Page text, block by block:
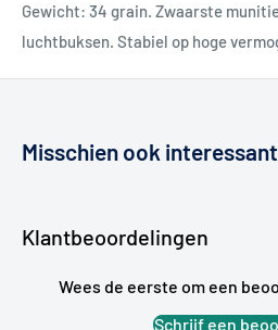
Gewicht: 34 grain. Zwaarste
luchtbuksen. Stabiel op hoge
Misschien ook interessant
Klantbeoordelingen
Wees de eerste om een
Schrijf een